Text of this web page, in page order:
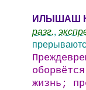
ИЛЫШАШ
разг.,
жизнь;